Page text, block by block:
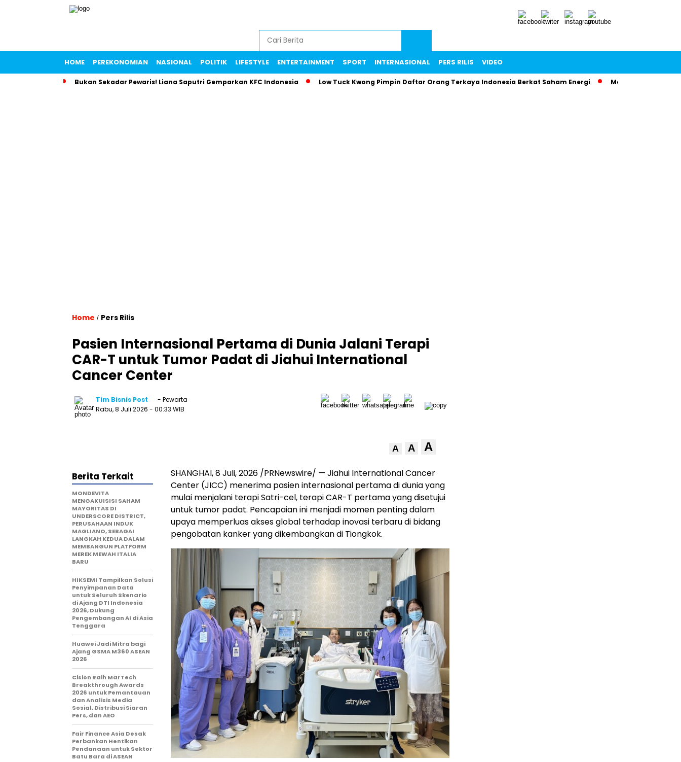
HOME PEREKONOMIAN NASIONAL POLITIK LIFESTYLE ENTERTAINMENT SPORT INTERNASIONAL PERS RILIS VIDEO
Bukan Sekadar Pewaris! Liana Saputri Gemparkan KFC Indonesia Low Tuck Kwong Pimpin Daftar Orang Terkaya Indonesia Berkat Saham Energi Menteri Maman
Home / Pers Rilis
Pasien Internasional Pertama di Dunia Jalani Terapi
CAR-T untuk Tumor Padat di Jiahui International
Cancer Center
Tim Bisnis Post
- Pewarta
Rabu, 8 Juli 2026 - 00:33 WIB
A A A
SHANGHAI,8 Juli, 2026 /PRNewswire/ — Jiahui International Cancer
Center (JICC) menerima pasien internasional pertama di dunia yang
mulai menjalani terapi Satri-cel, terapi CAR-T pertama yang disetujui
untuk tumor padat. Pencapaian ini menjadi momen penting dalam
upaya memperluas akses global terhadap inovasi terbaru di bidang
pengobatan kanker yang dikembangkan di Tiongkok.
Berita Terkait
MONDEVITA
MENGAKUISISI SAHAM
MAYORITAS DI
UNDERSCORE DISTRICT,
PERUSAHAAN INDUK
MAGLIANO, SEBAGAI
LANGKAH KEDUA DALAM
MEMBANGUN PLATFORM
MEREK MEWAH ITALIA
BARU
HIKSEMI Tampilkan Solusi
Penyimpanan Data
untuk Seluruh Skenario
di Ajang DTI Indonesia
2026, Dukung
Pengembangan AI di Asia
Tenggara
Huawei Jadi Mitra bagi
Ajang GSMA M360 ASEAN
2026
Cision Raih MarTech
Breakthrough Awards
2026 untuk Pemantauan
dan Analisis Media
Sosial, Distribusi Siaran
Pers, dan AEO
Fair Finance Asia Desak
Perbankan Hentikan
Pendanaan untuk Sektor
Batu Bara di ASEAN